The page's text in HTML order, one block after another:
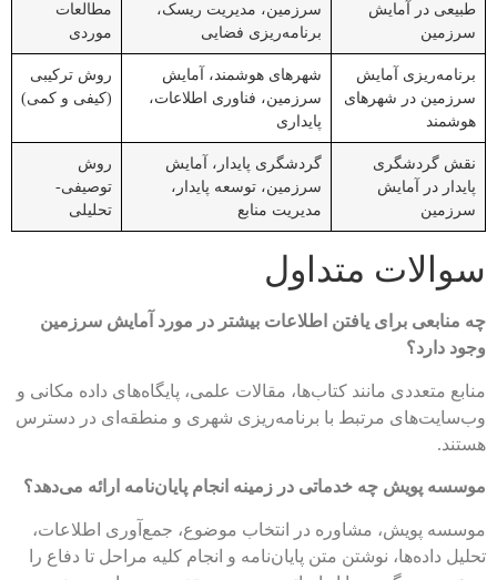
طبیعی در آمایش
سرزمین
سرزمین، مدیریت ریسک،
برنامه‌ریزی فضایی
مطالعات
موردی
برنامه‌ریزی آمایش
سرزمین در شهرهای
هوشمند
شهرهای هوشمند، آمایش
سرزمین، فناوری اطلاعات،
پایداری
روش ترکیبی
(کیفی و کمی)
نقش گردشگری
پایدار در آمایش
سرزمین
گردشگری پایدار، آمایش
سرزمین، توسعه پایدار،
مدیریت منابع
روش
توصیفی-
تحلیلی
سوالات متداول
چه منابعی برای یافتن اطلاعات بیشتر در مورد آمایش سرزمین
وجود دارد؟
منابع متعددی مانند کتاب‌ها، مقالات علمی، پایگاه‌های داده مکانی و
وب‌سایت‌های مرتبط با برنامه‌ریزی شهری و منطقه‌ای در دسترس
هستند.
موسسه پویش چه خدماتی در زمینه انجام پایان‌نامه ارائه می‌دهد؟
موسسه پویش، مشاوره در انتخاب موضوع، جمع‌آوری اطلاعات،
تحلیل داده‌ها، نوشتن متن پایان‌نامه و انجام کلیه مراحل تا دفاع را